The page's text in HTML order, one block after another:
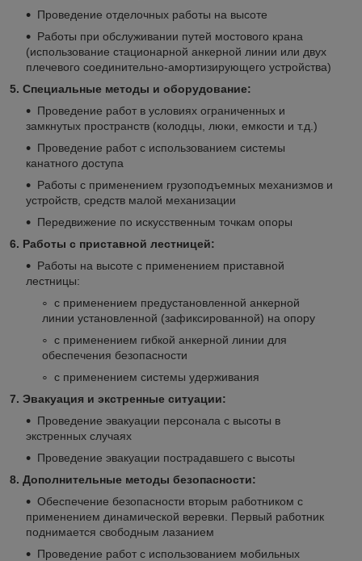
Проведение отделочных работы на высоте
Работы при обслуживании путей мостового крана
(использование стационарной анкерной линии или двух
плечевого соединительно-амортизирующего устройства)
5. Специальные методы и оборудование:
Проведение работ в условиях ограниченных и
замкнутых пространств (колодцы, люки, емкости и т.д.)
Проведение работ с использованием системы
канатного доступа
Работы с применением грузоподъемных механизмов и
устройств, средств малой механизации
Передвижение по искусственным точкам опоры
6. Работы с приставной лестницей:
Работы на высоте с применением приставной
лестницы:
с применением предустановленной анкерной
линии установленной (зафиксированной) на опору
с применением гибкой анкерной линии для
обеспечения безопасности
с применением системы удерживания
7. Эвакуация и экстренные ситуации:
Проведение эвакуации персонала с высоты в
экстренных случаях
Проведение эвакуации пострадавшего с высоты
8. Дополнительные методы безопасности:
Обеспечение безопасности вторым работником с
применением динамической веревки. Первый работник
поднимается свободным лазанием
Проведение работ с использованием мобильных